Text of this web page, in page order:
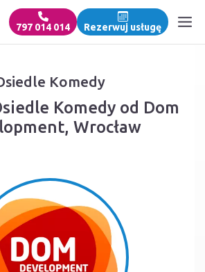
797 014 014 Rezerwuj usługę
Komedy
Komedy od Dom
Wrocław